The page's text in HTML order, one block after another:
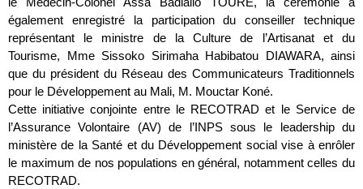
également enregistré la participation du conseiller technique
représentant le ministre de la Culture de l’Artisanat et du
Tourisme, Mme Sissoko Sirimaha Habibatou DIAWARA, ainsi
que du président du Réseau des Communicateurs Traditionnels
pour le Développement au Mali, M. Mouctar Koné.
Cette initiative conjointe entre le RECOTRAD et le Service de
l’Assurance Volontaire (AV) de l’INPS sous le leadership du
ministère de la Santé et du Développement social vise à enrôler
le maximum de nos populations en général, notamment celles du
RECOTRAD.